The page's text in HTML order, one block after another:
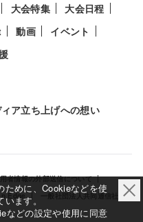
大会特集
大会日程
動画
イベント
ィア立ち上げへの想い
者情報の外部送信について
Edge 一般社団法人共同通信社
ために、Cookieなどを使
ます。
などの設定や使用に同意